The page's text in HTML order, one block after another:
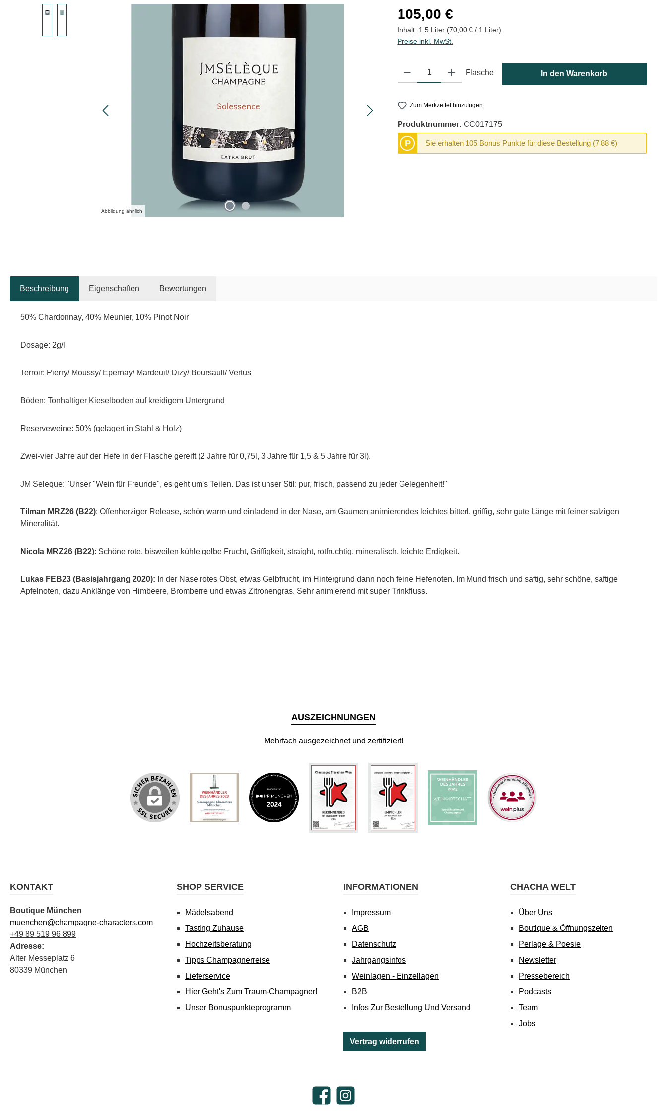
Bildergalerie überspringen
Abbildung ähnlich
Regulärer Preis:
105,00 €
Inhalt: 1.5 Liter (70,00 € / 1 Liter)
Preise inkl. MwSt.
Produkt Anzahl: Gib den gewünschten Wert ein oder benutze die Schaltflächen um
Flasche In den Warenkorb
Zum Merkzettel hinzufügen
Produktnummer: CC017175
P Sie erhalten 105 Bonus Punkte für diese Bestellung (7,88 €)
Beschreibung Eigenschaften Bewertungen
50% Chardonnay, 40% Meunier, 10% Pinot Noir
Dosage: 2g/l
Terroir: Pierry/ Moussy/ Epernay/ Mardeuil/ Dizy/ Boursault/ Vertus
Böden: Tonhaltiger Kieselboden auf kreidigem Untergrund
Reserveweine: 50% (gelagert in Stahl & Holz)
Zwei-vier Jahre auf der Hefe in der Flasche gereift (2 Jahre für 0,75l, 3 Jahre für 1,5 & 5 Jahre für 3l).
JM Seleque: "Unser "Wein für Freunde", es geht um's Teilen. Das ist unser Stil: pur, frisch, passend zu jeder Gelegenheit!"
Tilman MRZ26 (B22): Offenherziger Release, schön warm und einladend in der Nase, am Gaumen animierendes leichtes bitterl, griffig, sehr gute Länge mit feiner salzigen
Mineralität.
Nicola MRZ26 (B22): Schöne rote, bisweilen kühle gelbe Frucht, Griffigkeit, straight, rotfruchtig, mineralisch, leichte Erdigkeit.
Lukas FEB23 (Basisjahrgang 2020): In der Nase rotes Obst, etwas Gelbfrucht, im Hintergrund dann noch feine Hefenoten. Im Mund frisch und saftig, sehr schöne, saftige
Apfelnoten, dazu Anklänge von Himbeere, Bromberre und etwas Zitronengras. Sehr animierend mit super Trinkfluss.
AUSZEICHNUNGEN
Mehrfach ausgezeichnet und zertifiziert!
KONTAKT
Boutique München
muenchen@champagne-characters.com
+49 89 519 96 899
Adresse:
Alter Messeplatz 6
80339 München
SHOP SERVICE
Mädelsabend
Tasting Zuhause
Hochzeitsberatung
Tipps Champagnerreise
Lieferservice
Hier Geht's Zum Traum-Champagner!
Unser Bonuspunkteprogramm
INFORMATIONEN
Impressum
AGB
Datenschutz
Jahrgangsinfos
Weinlagen - Einzellagen
B2B
Infos Zur Bestellung Und Versand
Vertrag widerrufen
CHACHA WELT
Über Uns
Boutique & Öffnungszeiten
Perlage & Poesie
Newsletter
Pressebereich
Podcasts
Team
Jobs
FacebookInstagram